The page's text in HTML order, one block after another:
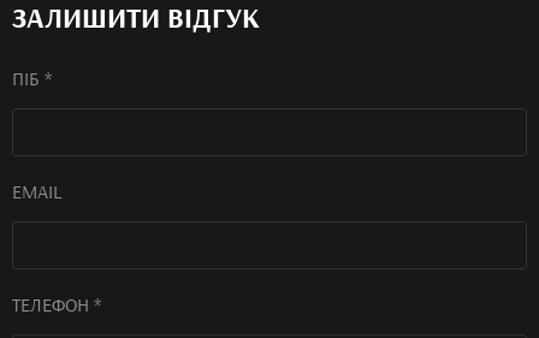
ЗАЛИШИТИ ВІДГУК
ПІБ *
EMAIL
ТЕЛЕФОН *